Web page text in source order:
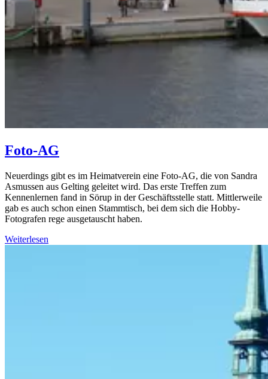
Foto-AG
Neuerdings gibt es im Heimatverein eine Foto-AG, die von Sandra
Asmussen aus Gelting geleitet wird. Das erste Treffen zum
Kennenlernen fand in Sörup in der Geschäftsstelle statt. Mittlerweile
gab es auch schon einen Stammtisch, bei dem sich die Hobby-
Fotografen rege ausgetauscht haben.
Weiterlesen